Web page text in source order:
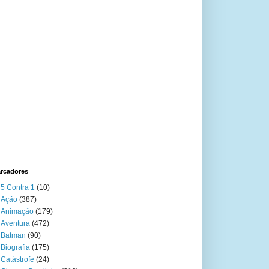
5 Contra 1 (10)
Ação (387)
Animação (179)
Aventura (472)
Batman (90)
Biografia (175)
Catástrofe (24)